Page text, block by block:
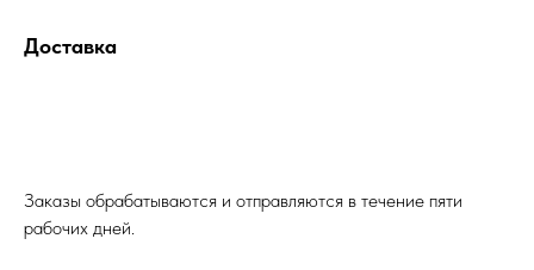
Доставка
Заказы обрабатываются и отправляются в течение пяти
рабочих дней.